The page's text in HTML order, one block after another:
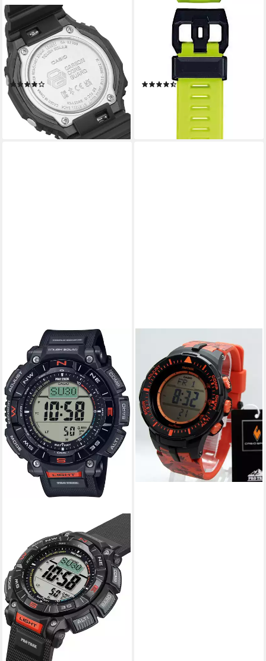
CASIO G-SHOCK
GA-B2100 Smartwatch,
Solaruhr, Armanduhr,
Herrenuhr, Bluetooth, bis 20
bar wasserdicht
(29)
149,00 €
lieferbar - in 2-3 Werktagen bei dir
CASIO G-SHOCK
GBD-H2000 Smartwatch,
Solaruhr, Armbanduhr,
Herrenuhr,
Digitaluhr,Stoppfunktion,
Weltzeit
(20)
lieferbar - in 2-3 Werktagen bei dir
CASIO PRO TREK
Digitaluhr Casio Pro Trek
PRG-300CM-4ER, (1-tlg)
249,99 €
lieferbar - in 4-5 Werktagen bei dir